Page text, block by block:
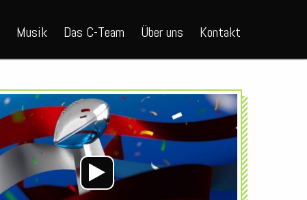
Musik Das C-Team Über uns Kontakt
Audio-
Player